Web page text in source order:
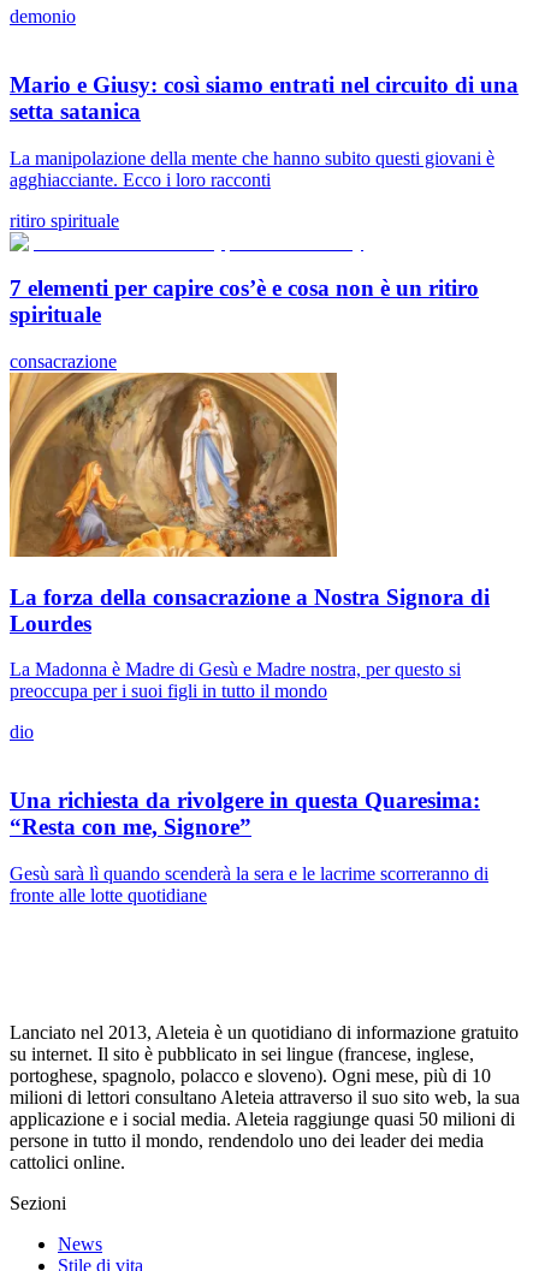
demonio
Mario e Giusy: così siamo entrati nel circuito di una
setta satanica
La manipolazione della mente che hanno subito questi giovani è
agghiacciante. Ecco i loro racconti
ritiro spirituale
7 elementi per capire cos’è e cosa non è un ritiro
spirituale
consacrazione
La forza della consacrazione a Nostra Signora di
Lourdes
La Madonna è Madre di Gesù e Madre nostra, per questo si
preoccupa per i suoi figli in tutto il mondo
dio
Una richiesta da rivolgere in questa Quaresima:
“Resta con me, Signore”
Gesù sarà lì quando scenderà la sera e le lacrime scorreranno di
fronte alle lotte quotidiane
Lanciato nel 2013, Aleteia è un quotidiano di informazione gratuito
su internet. Il sito è pubblicato in sei lingue (francese, inglese,
portoghese, spagnolo, polacco e sloveno). Ogni mese, più di 10
milioni di lettori consultano Aleteia attraverso il suo sito web, la sua
applicazione e i social media. Aleteia raggiunge quasi 50 milioni di
persone in tutto il mondo, rendendolo uno dei leader dei media
cattolici online.
Sezioni
News
Stile di vita